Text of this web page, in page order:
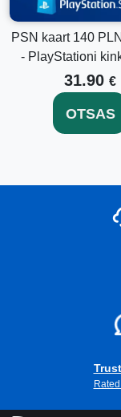
PSN kaart 140
- PlayStationi
31.90 €
OTSAS